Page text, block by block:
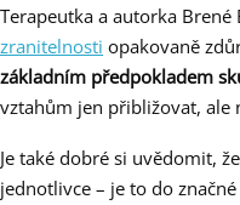
Terapeutka a autorka
zranitelnosti opakovaně
základním předpokladem
vztahům jen přibližovat, ale
Je také dobré si uvědomit,
jednotlivce – je to do